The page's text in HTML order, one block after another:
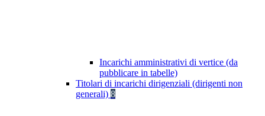
Incarichi amministrativi di vertice (da
pubblicare in tabelle)
Titolari di incarichi dirigenziali (dirigenti non
generali) 8